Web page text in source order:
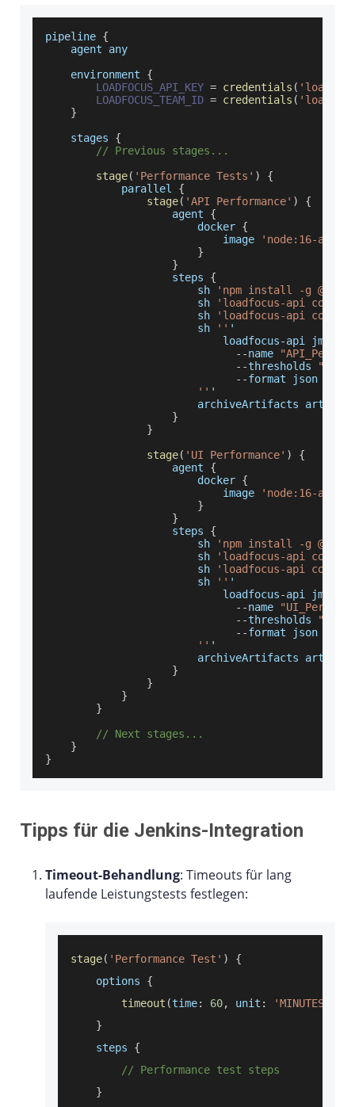
pipeline {
    agent any
    environment
{
LOADFOCUS_API_KEY = credentials (
LOADFOCUS_TEAM_ID = credentials (
}
    stages
{
// Previous stages...
stage( 'Performance Tests' )
{
            parallel
{
stage( 'API Performance' )
{
                    agent
{
                        docker
{
                            image
'node:16-
}
}
                    steps
{
                        sh
'npm install -g
                        sh
'loadfocus-api config
                        sh
'loadfocus-api config
                        sh
'' '
                            loadfocus
-api jmeter
--name
--thresholds
--format json
'' '
archiveArtifacts
}
}
stage( 'UI Performance' )
{
                    agent
{
                        docker
{
                            image
'node:16-
}
}
                    steps
{
                        sh
'npm install -g
                        sh
'loadfocus-api config
                        sh
'loadfocus-api config
                        sh
'' '
                            loadfocus
-api jmeter
--name
--thresholds
--format json
'' '
archiveArtifacts
}
}
}
}
// Next stages...
}
}
Tipps für die Jenkins-Integration
Timeout-Behandlung: Timeouts für lang
laufende Leistungstests festlegen:
stage( 'Performance Test' )
{
    options
{
timeout (time: 60, unit : 'MINUTES'
}
    steps
{
// Performance test steps
}